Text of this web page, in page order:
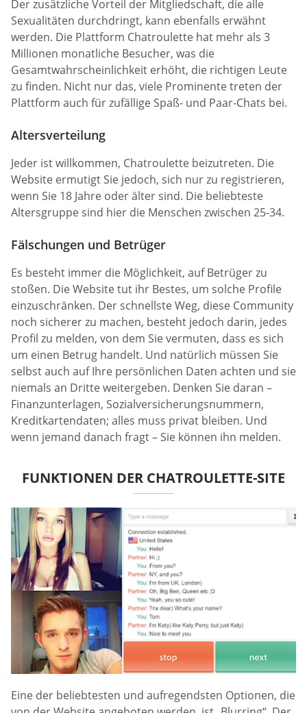
Der zusätzliche Vorteil der Mitgliedschaft, die alle
Sexualitäten durchdringt, kann ebenfalls erwähnt
werden. Die Plattform Chatroulette hat mehr als 3
Millionen monatliche Besucher, was die
Gesamtwahrscheinlichkeit erhöht, die richtigen Leute
zu finden. Nicht nur das, viele Prominente treten der
Plattform auch für zufällige Spaß- und Paar-Chats bei.
Altersverteilung
Jeder ist willkommen, Chatroulette beizutreten. Die
Website ermutigt Sie jedoch, sich nur zu registrieren,
wenn Sie 18 Jahre oder älter sind. Die beliebteste
Altersgruppe sind hier die Menschen zwischen 25-34.
Fälschungen und Betrüger
Es besteht immer die Möglichkeit, auf Betrüger zu
stoßen. Die Website tut ihr Bestes, um solche Profile
einzuschränken. Der schnellste Weg, diese Community
noch sicherer zu machen, besteht jedoch darin, jedes
Profil zu melden, von dem Sie vermuten, dass es sich
um einen Betrug handelt. Und natürlich müssen Sie
selbst auch auf Ihre persönlichen Daten achten und sie
niemals an Dritte weitergeben. Denken Sie daran –
Finanzunterlagen, Sozialversicherungsnummern,
Kreditkartendaten; alles muss privat bleiben. Und
wenn jemand danach fragt – Sie können ihn melden.
FUNKTIONEN DER CHATROULETTE-SITE
Eine der beliebtesten und aufregendsten Optionen, die